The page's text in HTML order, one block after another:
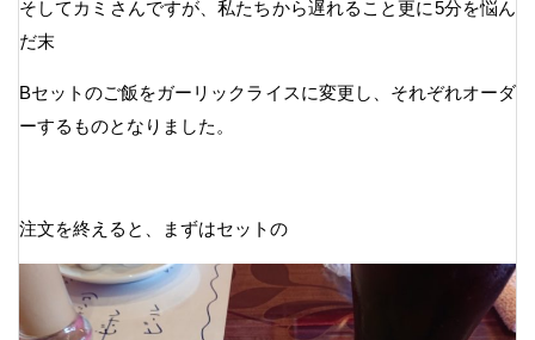
そしてカミさんですが、私たちから遅れること更に5分を悩ん
だ末
Bセットのご飯をガーリックライスに変更し、それぞれオーダ
ーするものとなりました。
注文を終えると、まずはセットの